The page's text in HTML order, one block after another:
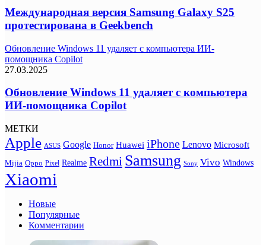
Международная версия Samsung Galaxy S25
протестирована в Geekbench
Обновление Windows 11 удаляет с компьютера ИИ-
помощника Copilot
27.03.2025
Обновление Windows 11 удаляет с компьютера
ИИ-помощника Copilot
МЕТКИ
Apple ASUS Google Honor Huawei iPhone Lenovo Microsoft
Mijia Oppo Pixel Realme Redmi Samsung Sony Vivo Windows
Xiaomi
Новые
Популярные
Комментарии